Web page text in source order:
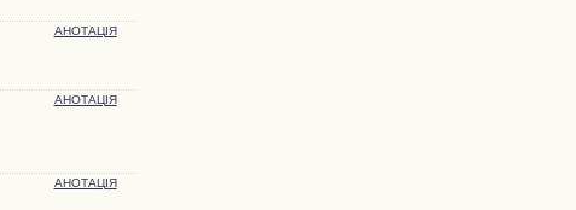
АНОТАЦІЯ
АНОТАЦІЯ
АНОТАЦІЯ